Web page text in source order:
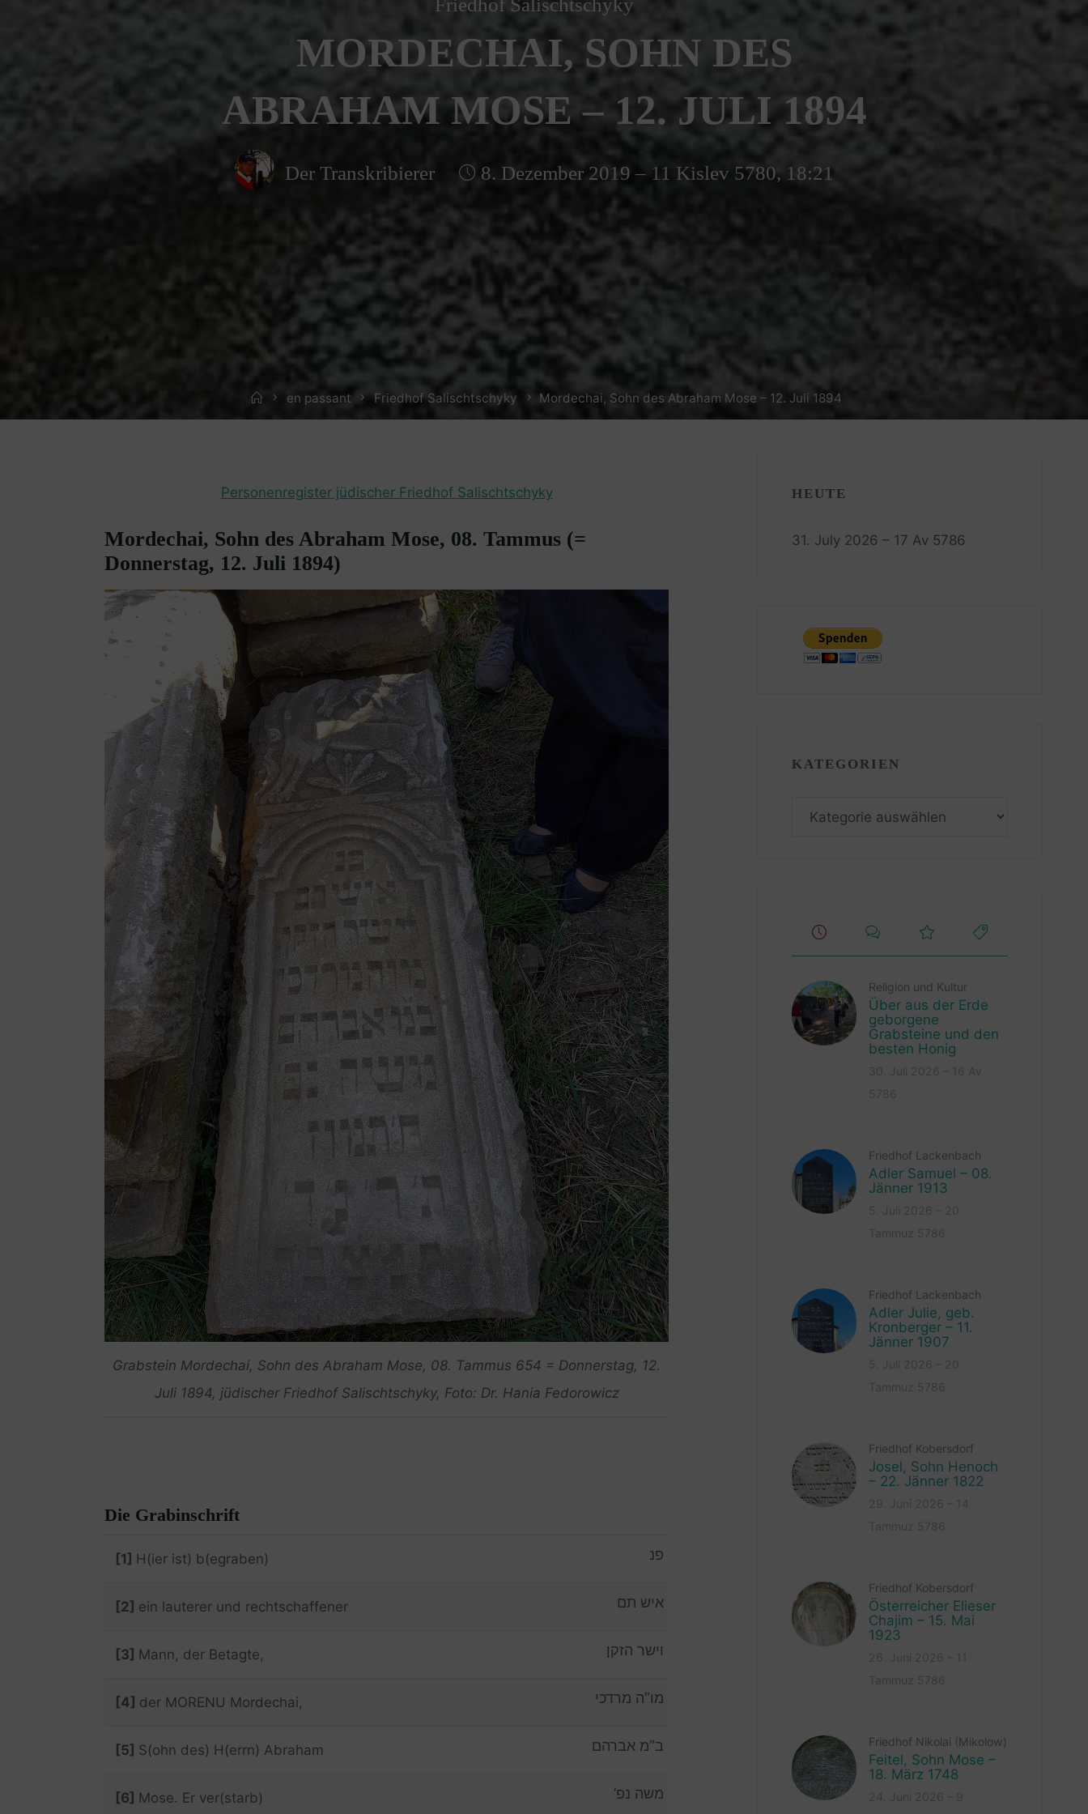
Friedhof Salischtschyky
MORDECHAI, SOHN DES
ABRAHAM MOSE – 12. JULI 1894
Der Transkribierer 8. Dezember 2019 – 11 Kislev 5780, 18:21
Homeen passant Friedhof Salischtschyky Mordechai, Sohn des Abraham Mose – 12. Juli 1894
Personenregister jüdischer Friedhof Salischtschyky
Mordechai, Sohn des Abraham Mose, 08. Tammus (=
Donnerstag, 12. Juli 1894)
Grabstein Mordechai, Sohn des Abraham Mose, 08. Tammus 654 = Donnerstag, 12.
Juli 1894, jüdischer Friedhof Salischtschyky, Foto: Dr. Hania Fedorowicz
Die Grabinschrift
[1] H(ier ist) b(egraben) פנ
[2] ein lauterer und rechtschaffener איש תם
[3] Mann, der Betagte, וישר הזקן
[4] der MORENU Mordechai, מו”ה מרדכי
[5] S(ohn des) H(errn) Abraham ב”מ אברהם
[6] Mose. Er ver(starb) משה נפ’
HEUTE
31. July 2026 – 17 Av 5786
KATEGORIEN
Religion und Kultur
Über aus der Erde
geborgene
Grabsteine und den
besten Honig
Friedhof Lackenbach
Adler Samuel – 08.
Jänner 1913
Friedhof Lackenbach
Adler Julie, geb.
Kronberger – 11.
Jänner 1907
Friedhof Kobersdorf
Josel, Sohn Henoch
– 22. Jänner 1822
Friedhof Kobersdorf
Österreicher Elieser
Chajim – 15. Mai
1923
Friedhof Nikolai (Mikolow)
Feitel, Sohn Mose –
18. März 1748